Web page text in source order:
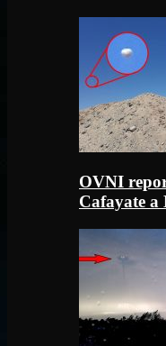
OVNI
Cafayate a